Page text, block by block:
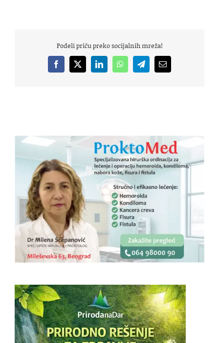
Podeli priču preko socijalnih mreža!
Facebook
X LinkedInWhatsAppTelegramEmail